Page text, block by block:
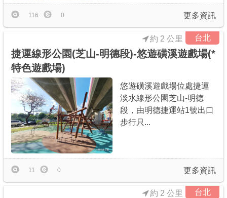
更多資訊
116 0
台北
捷運線形公園(芝山-明德段)-悠遊磺溪遊戲場(*
特色遊戲場)
約 2 公里
悠遊磺溪遊戲場位處捷運
淡水線形公園芝山-明德
段，由明德捷運站1號出口
步行只...
更多資訊
11 0
台北
約 2 公里